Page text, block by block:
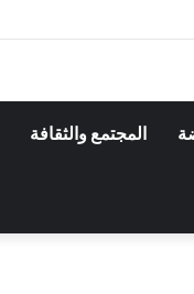
المجتمع والثقافة